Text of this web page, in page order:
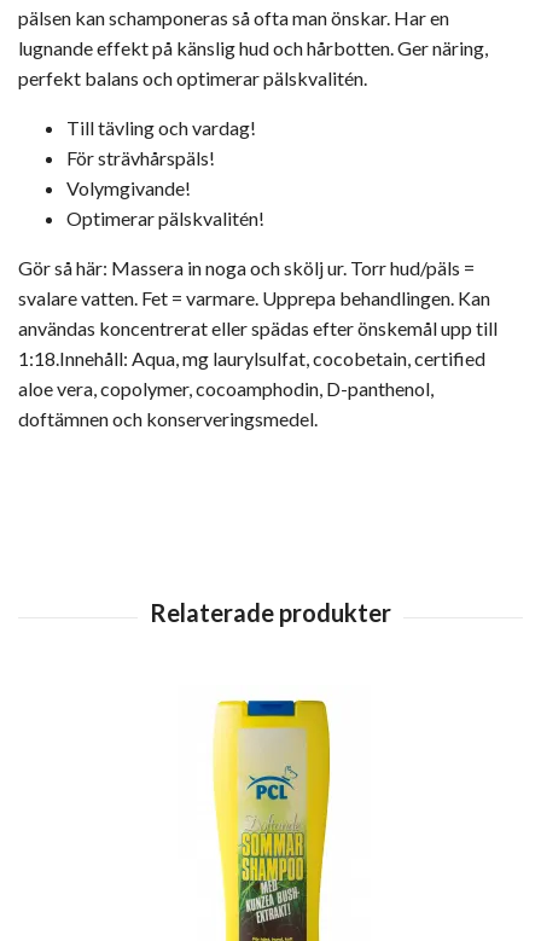
pälsen kan schamponeras så ofta man önskar. Har en
lugnande effekt på känslig hud och hårbotten. Ger näring,
perfekt balans och optimerar pälskvalitén.
Till tävling och vardag!
För strävhårspäls!
Volymgivande!
Optimerar pälskvalitén!
Gör så här: Massera in noga och skölj ur. Torr hud/päls =
svalare vatten. Fet = varmare. Upprepa behandlingen. Kan
användas koncentrerat eller spädas efter önskemål upp till
1:18.Innehåll: Aqua, mg laurylsulfat, cocobetain, certified
aloe vera, copolymer, cocoamphodin, D-panthenol,
doftämnen och konserveringsmedel.